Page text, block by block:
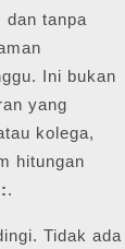
dan tanpa
Ini bukan
yang
kolega,
hitungan
.
Tidak ada